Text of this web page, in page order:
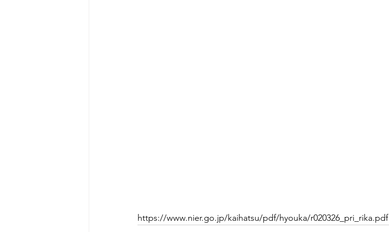
https://www.nier.go.jp/kaihatsu/pdf/hyouka/r020326_pri_rika.pdf